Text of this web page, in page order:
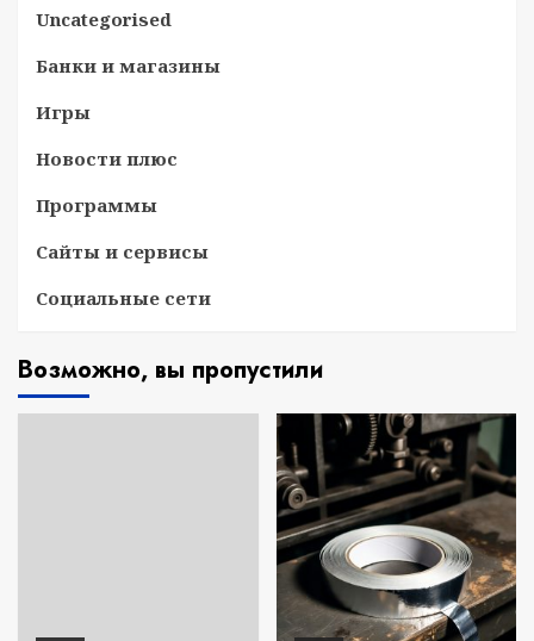
Uncategorised
Банки и магазины
Игры
Новости плюс
Программы
Сайты и сервисы
Социальные сети
Возможно, вы пропустили